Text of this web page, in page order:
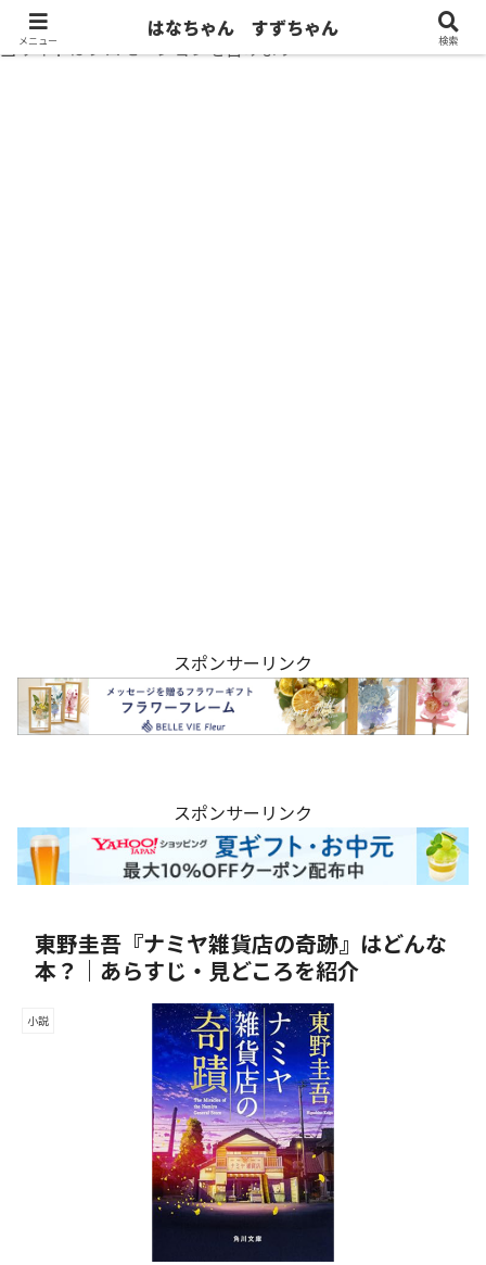
当サイトはプロモーションを含みます
スポンサーリンク
スポンサーリンク
東野圭吾『ナミヤ雑貨店の奇跡』はどんな
本？｜あらすじ・見どころを紹介
小説
メニュー
はなちゃん すずちゃん
検索